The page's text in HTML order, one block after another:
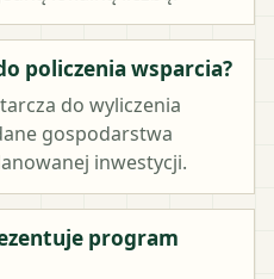
policzenia wsparcia?
do wyliczenia
gospodarstwa
inwestycji.
program